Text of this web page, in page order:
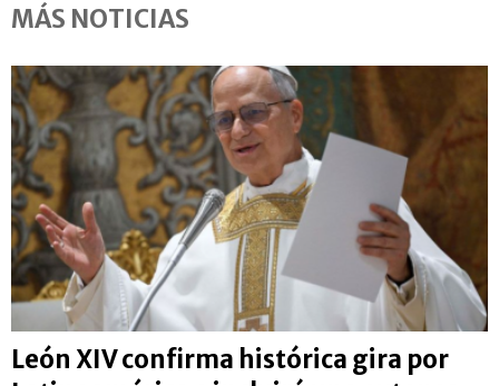
MÁS NOTICIAS
León XIV confirma histórica gira por